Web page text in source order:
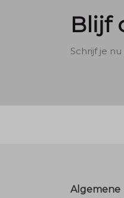
Blijf
Schrijf je
Footer
Algemene